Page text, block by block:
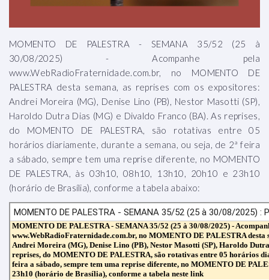
MOMENTO DE PALESTRA - SEMANA 35/52 (25 à
30/08/2025) - Acompanhe pela
www.WebRadioFraternidade.com.br, no MOMENTO DE
PALESTRA desta semana, as reprises com os expositores:
Andrei Moreira (MG), Denise Lino (PB), Nestor Masotti (SP),
Haroldo Dutra Dias (MG) e Divaldo Franco (BA). As reprises,
do MOMENTO DE PALESTRA, são rotativas entre 05
horários diariamente, durante a semana, ou seja, de 2ª feira
a sábado, sempre tem uma reprise diferente, no MOMENTO
DE PALESTRA, às 03h10, 08h10, 13h10, 20h10 e 23h10
(horário de Brasília), conforme a tabela abaixo: